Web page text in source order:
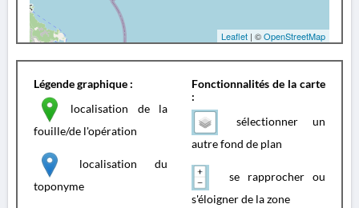
Leaflet | ©OpenStreetMap
Légende graphique :
localisation de la
fouille/de l'opération
localisation du
toponyme
Fonctionnalités de la carte
:
sélectionner un
autre fond de plan
se rapprocher ou
s'éloigner de la zone